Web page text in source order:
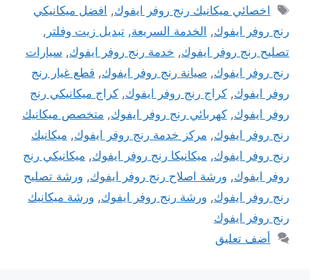
الوسوم
اخصائي ميكانيك رنج روفر ايفوك, افضل ميكانيكي
رنج روفر ايفوك, الخدمة السريعة, تبديل زيت وفلتر ,
تصليح رنج روفر ايفوك, خدمة رنج روفر ايفوك, سيارات
رنج روفر ايفوك, صيانة رنج روفر ايفوك, قطع غيار رنج
روفر ايفوك, كراج رنج روفر ايفوك, كراج ميكانيكي رنج
روفر ايفوك, كهربائي رنج روفر ايفوك, متخصص ميكانيك
رنج روفر ايفوك, مركز خدمة رنج روفر ايفوك, ميكانيك
رنج روفر ايفوك, ميكانيكا رنج روفر ايفوك, ميكانيكي رنج
روفر ايفوك, ورشة اصلاح رنج روفر ايفوك, ورشة تصليح
رنج روفر ايفوك, ورشة رنج روفر ايفوك, ورشة ميكانيك
رنج روفر ايفوك
أضف تعليق